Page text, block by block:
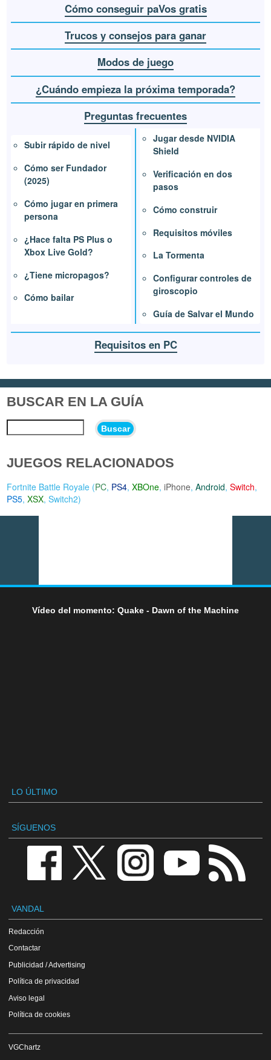
Cómo conseguir paVos gratis
Trucos y consejos para ganar
Modos de juego
¿Cuándo empieza la próxima temporada?
Preguntas frecuentes
Subir rápido de nivel
Cómo ser Fundador
(2025)
Cómo jugar en primera
persona
¿Hace falta PS Plus o
Xbox Live Gold?
¿Tiene micropagos?
Cómo bailar
Jugar desde NVIDIA
Shield
Verificación en dos
pasos
Cómo construir
Requisitos móviles
La Tormenta
Configurar controles de
giroscopio
Guía de Salvar el Mundo
Requisitos en PC
BUSCAR EN LA GUÍA
Buscar
JUEGOS RELACIONADOS
Fortnite Battle Royale (PC, PS4,XBOne,iPhone,Android,Switch,
PS5,XSX,Switch2)
Vídeo del momento: Quake - Dawn of the Machine
LO ÚLTIMO
SÍGUENOS
VANDAL
Redacción
Contactar
Publicidad / Advertising
Política de privacidad
Aviso legal
Política de cookies
VGChartz